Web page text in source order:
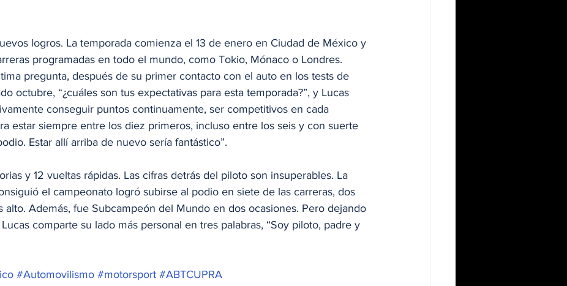
logros. La temporada comienza el 13 de enero en Ciudad de México y
programadas en todo el mundo, como Tokio, Mónaco o Londres.
pregunta, después de su primer contacto con el auto en los tests de
octubre, “¿cuáles son tus expectativas para esta temporada?”, y Lucas
conseguir puntos continuamente, ser competitivos en cada
estar siempre entre los diez primeros, incluso entre los seis y con suerte
Estar allí arriba de nuevo sería fantástico”.
y 12 vueltas rápidas. Las cifras detrás del piloto son insuperables. La
el campeonato logró subirse al podio en siete de las carreras, dos
alto. Además, fue Subcampeón del Mundo en dos ocasiones. Pero dejando
comparte su lado más personal en tres palabras, “Soy piloto, padre y
#Automovilismo #motorsport #ABTCUPRA